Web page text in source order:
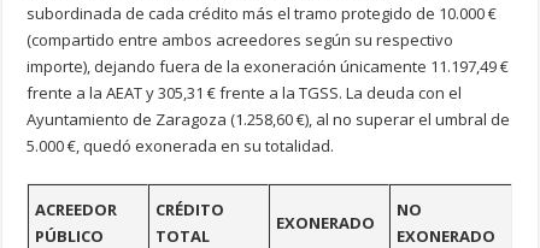
subordinada de cada crédito más el tramo protegido de 10.000 €
(compartido entre ambos acreedores según su respectivo
importe), dejando fuera de la exoneración únicamente 11.197,49 €
frente a la AEAT y 305,31 € frente a la TGSS. La deuda con el
Ayuntamiento de Zaragoza (1.258,60 €), al no superar el umbral de
5.000 €, quedó exonerada en su totalidad.
ACREEDOR
PÚBLICO
CRÉDITO
TOTAL
EXONERADO
NO
EXONERADO